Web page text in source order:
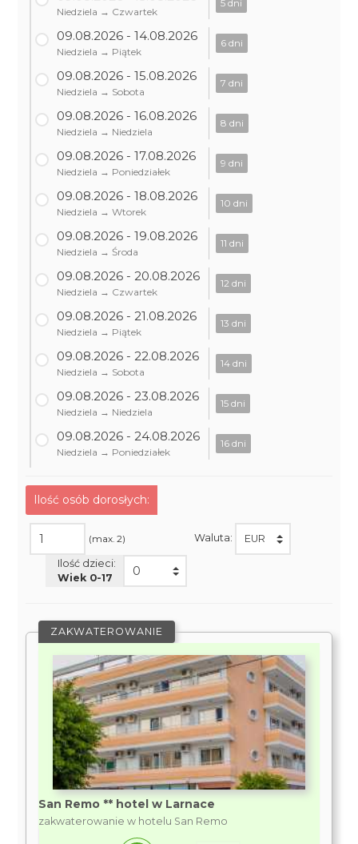
Niedziela → Czwartek
5 dni
09.08.2026 - 14.08.2026
Niedziela → Piątek
6 dni
09.08.2026 - 15.08.2026
Niedziela → Sobota
7 dni
09.08.2026 - 16.08.2026
Niedziela → Niedziela
8 dni
09.08.2026 - 17.08.2026
Niedziela → Poniedziałek
9 dni
09.08.2026 - 18.08.2026
Niedziela → Wtorek
10 dni
09.08.2026 - 19.08.2026
Niedziela → Środa
11 dni
09.08.2026 - 20.08.2026
Niedziela → Czwartek
12 dni
09.08.2026 - 21.08.2026
Niedziela → Piątek
13 dni
09.08.2026 - 22.08.2026
Niedziela → Sobota
14 dni
09.08.2026 - 23.08.2026
Niedziela → Niedziela
15 dni
09.08.2026 - 24.08.2026
Niedziela → Poniedziałek
16 dni
Ilość osób dorosłych:
(max. 2)
Ilość dzieci:
Wiek 0-17
Waluta:
ZAKWATEROWANIE
San Remo ** hotel w Larnace
zakwaterowanie w hotelu San Remo